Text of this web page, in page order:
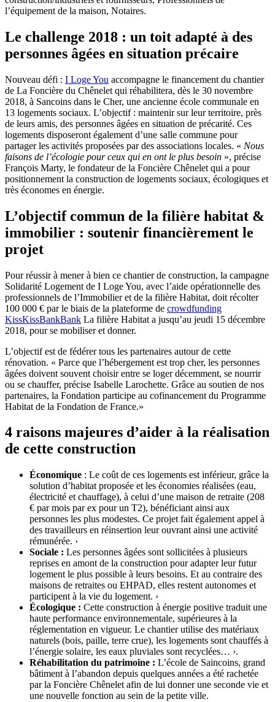
l’équipement de la maison, Notaires.
Le challenge 2018 : un toit adapté à des
personnes âgées en situation précaire
Nouveau défi : I Loge You accompagne le financement du chantier
de La Foncière du Chênelet qui réhabilitera, dès le 30 novembre
2018, à Sancoins dans le Cher, une ancienne école communale en
13 logements sociaux. L’objectif : maintenir sur leur territoire, près
de leurs amis, des personnes âgées en situation de précarité. Ces
logements disposeront également d’une salle commune pour
partager les activités proposées par des associations locales. « Nous
faisons de l’écologie pour ceux qui en ont le plus besoin », précise
François Marty, le fondateur de la Foncière Chênelet qui a pour
positionnement la construction de logements sociaux, écologiques et
très économes en énergie.
L’objectif commun de la filière habitat &
immobilier : soutenir financièrement le
projet
Pour réussir à mener à bien ce chantier de construction, la campagne
Solidarité Logement de I Loge You, avec l’aide opérationnelle des
professionnels de l’Immobilier et de la filière Habitat, doit récolter
100 000 € par le biais de la plateforme de crowdfunding
KissKissBankBank La filière Habitat a jusqu’au jeudi 15 décembre
2018, pour se mobiliser et donner.
L’objectif est de fédérer tous les partenaires autour de cette
rénovation. « Parce que l’hébergement est trop cher, les personnes
âgées doivent souvent choisir entre se loger décemment, se nourrir
ou se chauffer, précise Isabelle Larochette. Grâce au soutien de nos
partenaires, la Fondation participe au cofinancement du Programme
Habitat de la Fondation de France.»
4 raisons majeures d’aider à la réalisation
de cette construction
Économique : Le coût de ces logements est inférieur, grâce la
solution d’habitat proposée et les économies réalisées (eau,
électricité et chauffage), à celui d’une maison de retraite (208
€ par mois par ex pour un T2), bénéficiant ainsi aux
personnes les plus modestes. Ce projet fait également appel à
des travailleurs en réinsertion leur ouvrant ainsi une activité
rémunérée. ›
Sociale : Les personnes âgées sont sollicitées à plusieurs
reprises en amont de la construction pour adapter leur futur
logement le plus possible à leurs besoins. Et au contraire des
maisons de retraites ou EHPAD, elles restent autonomes et
participent à la vie du logement. ›
Écologique : Cette construction à énergie positive traduit une
haute performance environnementale, supérieures à la
réglementation en vigueur. Le chantier utilise des matériaux
naturels (bois, paille, terre crue), les logements sont chauffés à
l’énergie solaire, les eaux pluviales sont recyclées… ›.
Réhabilitation du patrimoine : L’école de Saincoins, grand
bâtiment à l’abandon depuis quelques années a été rachetée
par la Foncière Chênelet afin de lui donner une seconde vie et
une nouvelle fonction au sein de la petite ville.